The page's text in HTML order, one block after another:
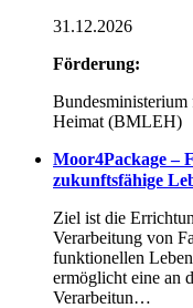
31.12.2026
Förderung:
Heimat (BMLEH)
Moor4Package –
zukunftsfähige
Ziel ist die
Verarbeitung von
funktionellen
ermöglicht eine an
Verarbeitun…